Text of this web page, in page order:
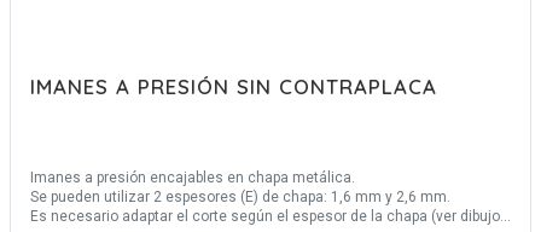
IMANES A PRESIÓN SIN CONTRAPLACA
Imanes a presión encajables en chapa metálica.
Se pueden utilizar 2 espesores (E) de chapa: 1,6 mm y 2,6 mm.
Es necesario adaptar el corte según el espesor de la chapa (ver dibujo